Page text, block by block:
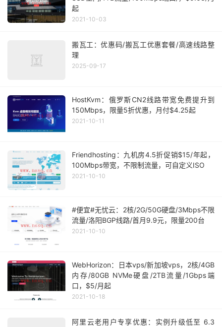
起
2021-10-03
搬瓦工：优惠码/搬瓦工优惠套餐/高速线路整
理
2025-09-17
HostKvm：俄罗斯CN2线路带宽免费提升到
150Mbps，限量5折优惠，月付$4.25起
2021-10-11
Friendhosting：九机房4.5折促销$15/年起，
100Mbps带宽，不限制流量，可自定义ISO
2021-10-10
#便宜#无忧云：2核/2G/50G硬盘/3Mbps不限
流量/洛阳BGP线路/首月9.9元，限量200台
2021-10-10
WebHorizon：日本vps/新加坡vps，2核/4GB
内存/80GB NVMe硬盘/2TB流量/1Gbps端
口，$5/月起
2021-10-18
阿里云老用户专享优惠：实例升级低至 6.3